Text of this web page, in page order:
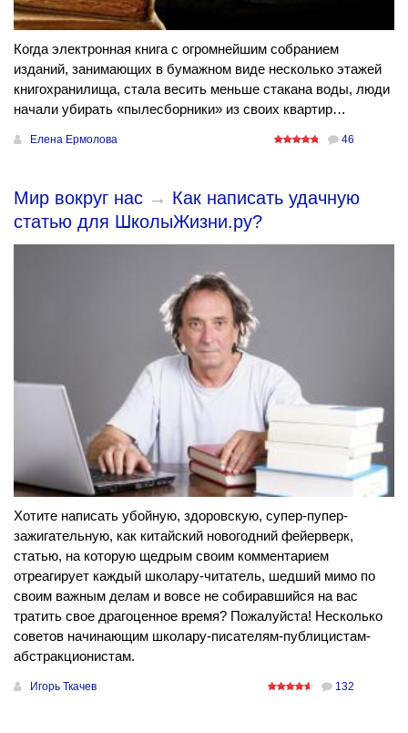
Когда электронная книга с огромнейшим собранием
изданий, занимающих в бумажном виде несколько этажей
книгохранилища, стала весить меньше стакана воды, люди
начали убирать «пылесборники» из своих квартир…
Елена Ермолова 46
Мир вокруг нас → Как написать удачную
статью для ШколыЖизни.ру?
Хотите написать убойную, здоровскую, супер-пупер-
зажигательную, как китайский новогодний фейерверк,
статью, на которую щедрым своим комментарием
отреагирует каждый школару-читатель, шедший мимо по
своим важным делам и вовсе не собиравшийся на вас
тратить свое драгоценное время? Пожалуйста! Несколько
советов начинающим школару-писателям-публицистам-
абстракционистам.
Игорь Ткачев 132